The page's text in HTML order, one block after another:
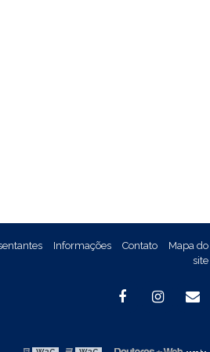
Informações Contato
Mapa do
site